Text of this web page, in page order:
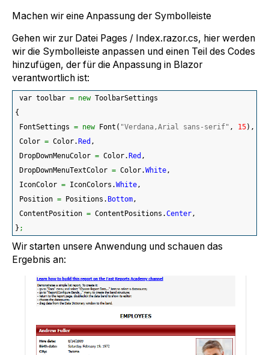
Machen wir eine Anpassung der Symbolleiste
Gehen wir zur Datei Pages / Index.razor.cs, hier werden
wir die Symbolleiste anpassen und einen Teil des Codes
hinzufügen, der für die Anpassung in Blazor
verantwortlich ist:
var toolbar = new ToolbarSettings
{
FontSettings = new Font ( "Verdana,Arial sans-serif" , 15) ,
Color = Color.Red ,
DropDownMenuColor = Color.Red ,
DropDownMenuTextColor = Color.White,
IconColor = IconColors.White,
Position = Positions. Bottom,
ContentPosition = ContentPositions.Center,
} ;
Wir starten unsere Anwendung und schauen das
Ergebnis an: